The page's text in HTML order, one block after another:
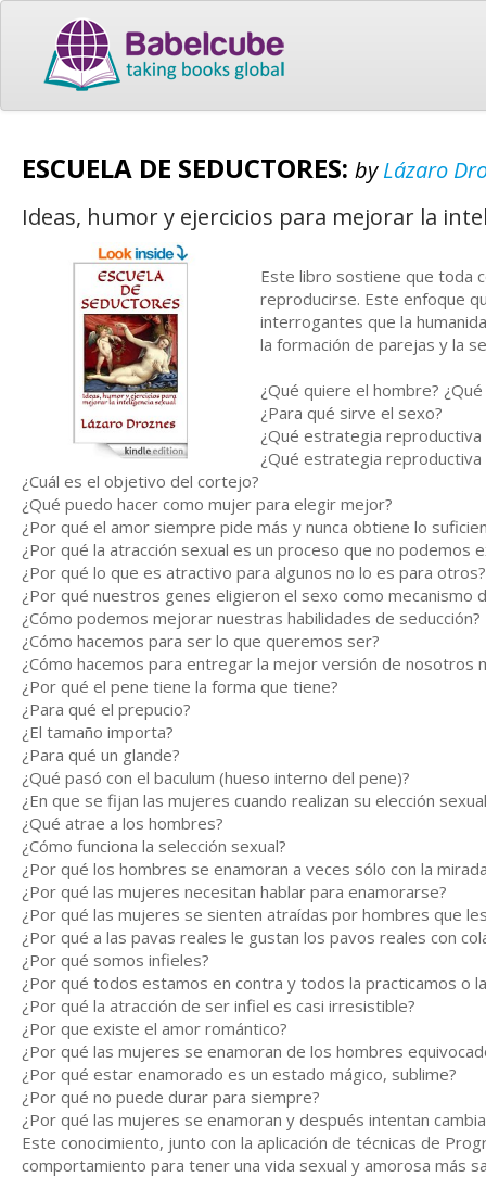
ESCUELA DE SEDUCTORES: byLázaro
Ideas, humor y ejercicios para mejorar la
Este libro sostiene que toda
reproducirse. Este enfoque
interrogantes que la
la formación de parejas y la
¿Qué quiere el hombre?
¿Para qué sirve el sexo?
¿Qué estrategia
¿Qué estrategia
¿Cuál es el objetivo del cortejo?
¿Qué puedo hacer como mujer para elegir mejor?
¿Por qué el amor siempre pide más y nunca obtiene lo
¿Por qué la atracción sexual es un proceso que no podemos
¿Por qué lo que es atractivo para algunos no lo es para
¿Por qué nuestros genes eligieron el sexo como mecanismo
¿Cómo podemos mejorar nuestras habilidades de seducción?
¿Cómo hacemos para ser lo que queremos ser?
¿Cómo hacemos para entregar la mejor versión de nosotros
¿Por qué el pene tiene la forma que tiene?
¿Para qué el prepucio?
¿El tamaño importa?
¿Para qué un glande?
¿Qué pasó con el baculum (hueso interno del pene)?
¿En que se fijan las mujeres cuando realizan su elección
¿Qué atrae a los hombres?
¿Cómo funciona la selección sexual?
¿Por qué los hombres se enamoran a veces sólo con la
¿Por qué las mujeres necesitan hablar para enamorarse?
¿Por qué las mujeres se sienten atraídas por hombres que
¿Por qué a las pavas reales le gustan los pavos reales con
¿Por qué somos infieles?
¿Por qué todos estamos en contra y todos la practicamos o
¿Por qué la atracción de ser infiel es casi irresistible?
¿Por que existe el amor romántico?
¿Por qué las mujeres se enamoran de los hombres
¿Por qué estar enamorado es un estado mágico, sublime?
¿Por qué no puede durar para siempre?
¿Por qué las mujeres se enamoran y después intentan
Este conocimiento, junto con la aplicación de técnicas de
comportamiento para tener una vida sexual y amorosa más